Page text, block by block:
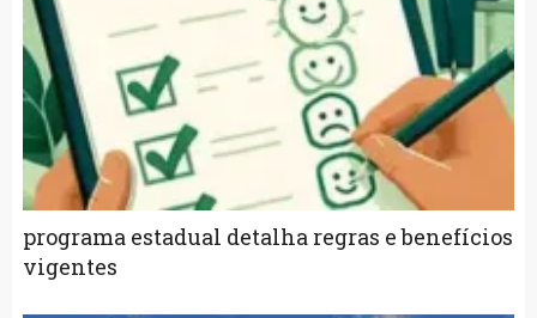
programa estadual detalha regras e benefícios
vigentes